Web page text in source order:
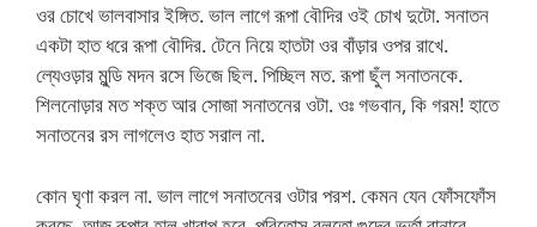
ওর চোখে ভালবাসার ইঙ্গিত. ভাল লাগে রূপা বৌদির ওই চোখ দুটো. সনাতন
একটা হাত ধরে রূপা বৌদির. টেনে নিয়ে হাতটা ওর বাঁড়ার ওপর রাখে.
ল্যেওড়ার মুন্ডি মদন রসে ভিজে ছিল. পিচ্ছিল মত. রূপা ছুঁল সনাতনকে.
শিলনোড়ার মত শক্ত আর সোজা সনাতনের ওটা. ওঃ গভবান, কি গরম! হাতে
সনাতনের রস লাগলেও হাত সরাল না.
কোন ঘৃণা করল না. ভাল লাগে সনাতনের ওটার পরশ. কেমন যেন ফোঁসফোঁস